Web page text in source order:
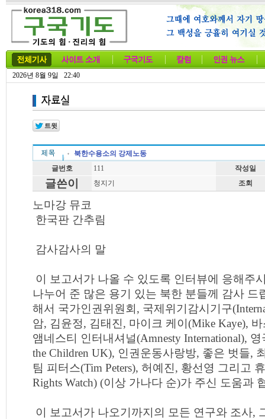
2026년 8월 9일 22:40
북한수용소의 강제노동
글번호
111 작성일
글쓴이 청지기 조회
노마강 뮤코
한국판 간추림
감사감사의 말
이 보고서가 나올 수 있도록 인터뷰에 응해주
나누어 준 많은 용기 있는 북한 분들께 감사 드
해서 국가인권위원회, 국제위기감시기구
암, 김윤정, 김태진, 마이크 케이(Mike Kaye),
앰네스티 인터내셔널(Amnesty International),
the Children UK), 인권운동사랑방, 좋은 벗들,
팀 피터스(Tim Peters), 허예진, 황선영 그리고
Rights Watch) (이상 가나다 순)가 주신 도움과
이 보고서가 나오기까지의 모든 연구와 조사,